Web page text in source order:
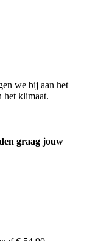
we bij aan het
het klimaat.
graag jouw